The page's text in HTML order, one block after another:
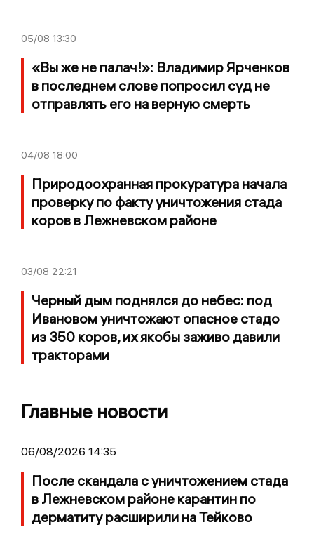
05/08 13:30
«Вы же не палач!»: Владимир Ярченков
в последнем слове попросил суд не
отправлять его на верную смерть
04/08 18:00
Природоохранная прокуратура начала
проверку по факту уничтожения стада
коров в Лежневском районе
03/08 22:21
Черный дым поднялся до небес: под
Ивановом уничтожают опасное стадо
из 350 коров, их якобы заживо давили
тракторами
Главные новости
06/08/2026 14:35
После скандала с уничтожением стада
в Лежневском районе карантин по
дерматиту расширили на Тейково